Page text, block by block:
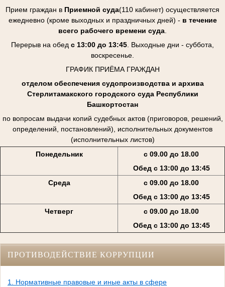
Прием граждан в Приемной суда(110 кабинет) осуществляется
ежедневно (кроме выходных и праздничных дней) - в течение
всего рабочего времени суда
Перерыв на обед с 13:00 до 13:45 . Выходные дни - суббота,
воскресенье.
ГРАФИК ПРИЁМА ГРАЖДАН
отделом обеспечения судопроизводства и архива
Стерлитамакского городского суда Республики
Башкортостан
по вопросам выдачи копий судебных актов (приговоров, решений,
определений, постановлений), исполнительных документов
(исполнительных листов)
Понедельник
с 09.00 до 18.00
Обед с 13:00 до 13:45
Среда
с 09.00 до 18.00
Обед с 13:00 до 13:45
Четверг
с 09.00 до 18.00
Обед с 13:00 до 13:45
ПРОТИВОДЕЙСТВИЕ КОРРУПЦИИ
1. Нормативные правовые и иные акты в сфере